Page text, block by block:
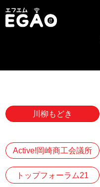
川柳もどき
Active!岡崎商工会議所
トップフォーラム21